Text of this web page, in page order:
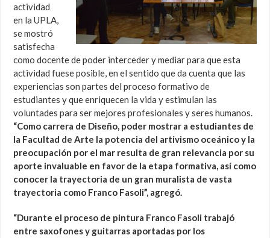
actividad
en la UPLA,
se mostró
satisfecha
como docente de poder interceder y mediar para que esta
actividad fuese posible, en el sentido que da cuenta que las
experiencias son partes del proceso formativo de
estudiantes y que enriquecen la vida y estimulan las
voluntades para ser mejores profesionales y seres humanos.
“Como carrera de Diseño, poder mostrar a estudiantes de
la Facultad de Arte la potencia del artivismo oceánico y la
preocupación por el mar resulta de gran relevancia por su
aporte invaluable en favor de la etapa formativa, así como
conocer la trayectoria de un gran muralista de vasta
trayectoria como Franco Fasoli”, agregó.
“Durante el proceso de pintura Franco Fasoli trabajó
entre saxofones y guitarras aportadas por los